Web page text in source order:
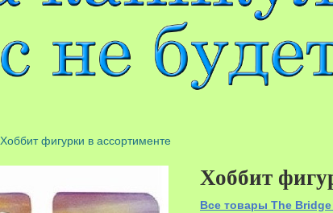
Хоббит фигурки в ассортименте
Хоббит
Все товары The